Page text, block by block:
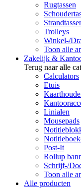
Rugtassen
Trolleys
Winkel-/
Toon alle
Zakelijk &
Terug naar alle
Calculators
Etuis
Linialen
Mousepads
Post-It
Rollup
Schrijf-/
Toon alle
Alle producten